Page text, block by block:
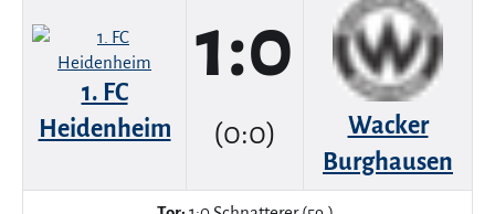
1. FC
Heidenheim
1:0
(0:0)
Wacker
Burghausen